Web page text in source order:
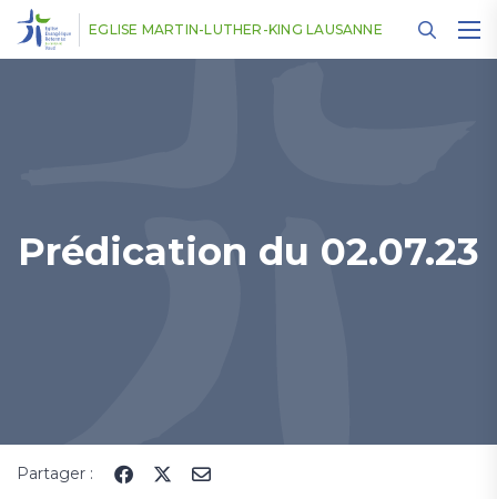
EGLISE MARTIN-LUTHER-KING LAUSANNE
Prédication du 02.07.23
Partager :
Panneau de gestion des cookies